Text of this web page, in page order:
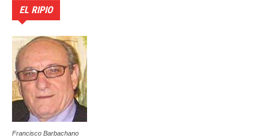
EL RIPIO
Francisco Barbachano